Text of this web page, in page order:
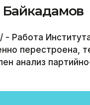
Байкадамов
Работа
перестроена,
анализ